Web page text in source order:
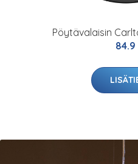
Pöytävalaisin
84.9